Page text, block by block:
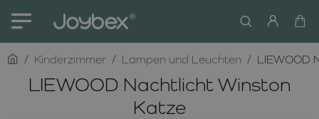
LIEWOOD Nachtlicht Winston
Katze
homeKinderzimmer Lampen und Leuchten LIEWOOD